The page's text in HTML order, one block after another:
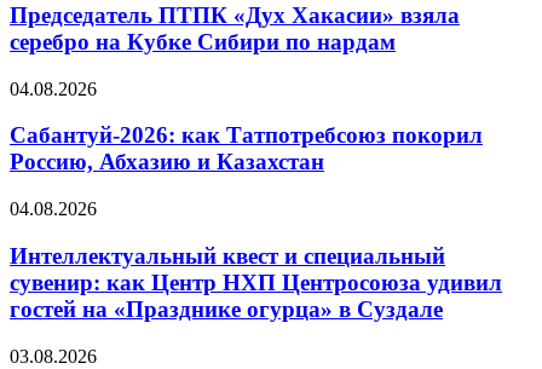
Председатель ПТПК «Дух Хакасии» взяла
серебро на Кубке Сибири по нардам
04.08.2026
Сабантуй-2026: как Татпотребсоюз покорил
Россию, Абхазию и Казахстан
04.08.2026
Интеллектуальный квест и специальный
сувенир: как Центр НХП Центросоюза удивил
гостей на «Празднике огурца» в Суздале
03.08.2026